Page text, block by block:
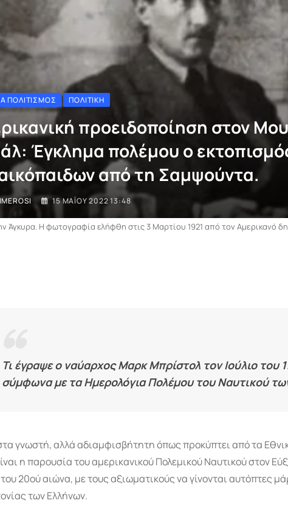
ΠΟΛΙΤΙΣΜΌΣ ΠΟΛΙΤΙΚΉ
προειδοποίηση στον
Έγκλημα πολέμου ο
από τη Σαμψούντα.
15 ΜΑΪ́ΟΥ 2022 13:48
Η φωτογραφία ελήφθη στις 3 Μαρτίου 1921 από τον Αμερικανό
Τι έγραψε ο ναύαρχος Μαρκ Μπρίστολ τον Ιούλιο του
σύμφωνα με τα Ημερολόγια Πολέμου του Ναυτικού
γνωστή, αλλά αδιαμφισβήτητη όπως προκύπτει από τα
η παρουσία του αμερικανικού Πολεμικού Ναυτικού στον
20ού αιώνα, με τους αξιωματικούς να γίνονται αυτόπτες
των Ελλήνων.